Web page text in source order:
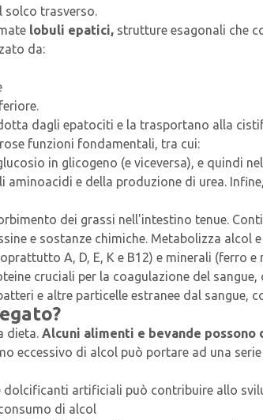
solco trasverso.
lobuli epatici, strutture esagonali che
da:
dagli epatociti e la trasportano alla
funzioni fondamentali, tra cui:
in glicogeno (e viceversa), e quindi
e della produzione di urea.
dei grassi nell'intestino tenue.
e sostanze chimiche. Metabolizza alcol
A, D, E, K e B12) e minerali (ferro e
cruciali per la coagulazione del
e altre particelle estranee dal sangue,
dieta. Alcuni alimenti e bevande
eccessivo di alcol può portare ad una
dolcificanti artificiali può contribuire allo
di alcol